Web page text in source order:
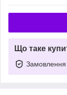
Що таке
Замовлення